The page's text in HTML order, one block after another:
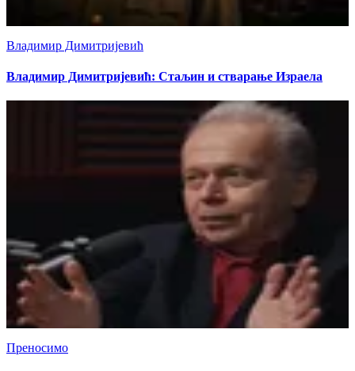
Владимир Димитријевић
Владимир Димитријевић: Стаљин и стварање Израела
Преносимо